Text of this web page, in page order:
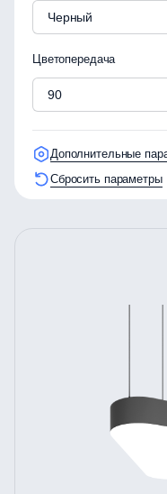
Черный
Цветопередача
90
Дополнительные
Сбросить параметры